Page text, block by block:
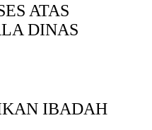
ATAS
DINAS
IBADAH